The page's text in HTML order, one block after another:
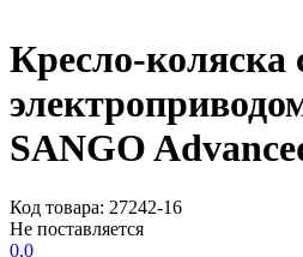
Кресло-коляска
SANGO
Код товара: 27242-16
Не поставляется
0.0